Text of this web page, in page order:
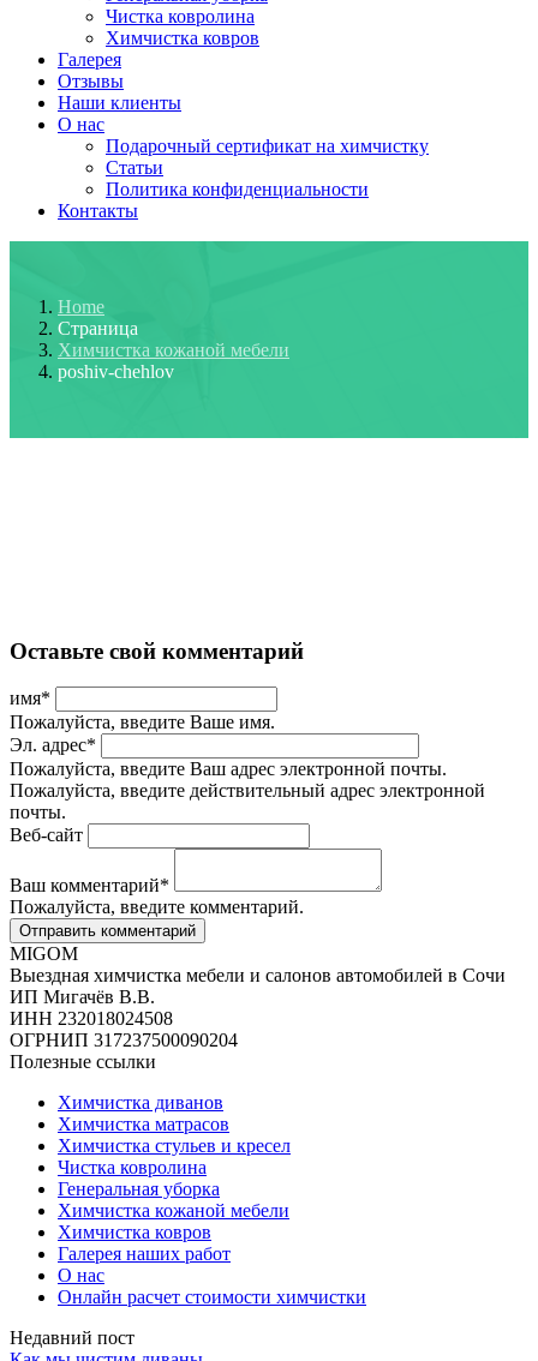
Чистка ковролина
Химчистка ковров
Галерея
Отзывы
Наши клиенты
О нас
Подарочный сертификат на химчистку
Статьи
Политика конфиденциальности
Контакты
Home
Страница
Химчистка кожаной мебели
poshiv-chehlov
Оставьте свой комментарий
имя*
Пожалуйста, введите Ваше имя.
Эл. адрес*
Пожалуйста, введите Ваш адрес электронной почты.
Пожалуйста, введите действительный адрес электронной
почты.
Веб-сайт
Ваш комментарий*
Пожалуйста, введите комментарий.
MIGOM
Выездная химчистка мебели и салонов автомобилей в Сочи
ИП Мигачёв В.В.
ИНН 232018024508
ОГРНИП 317237500090204
Полезные ссылки
Химчистка диванов
Химчистка матрасов
Химчистка стульев и кресел
Чистка ковролина
Генеральная уборка
Химчистка кожаной мебели
Химчистка ковров
Галерея наших работ
О нас
Онлайн расчет стоимости химчистки
Недавний пост